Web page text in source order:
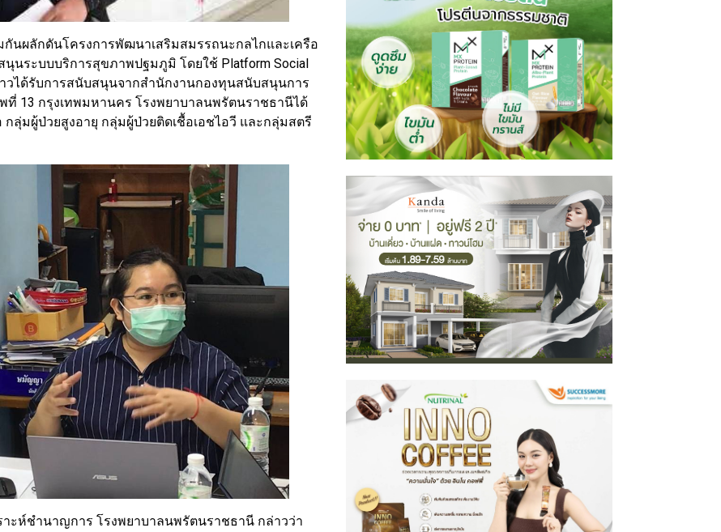
นผลักดันโครงการพัฒนาเสริมสมรรถนะกลไกและเครือ
นระบบบริการสุขภาพปฐมภูมิ โดยใช้ Platform Social
วได้รับการสนับสนุนจากสำนักงานกองทุนสนับสนุนการ
13 กรุงเทพมหานคร โรงพยาบาลนพรัตนราชธานีได้
กลุ่มผู้ป่วยสูงอายุ กลุ่มผู้ป่วยติดเชื้อเอชไอวี และกลุ่มสตรี
าะห์ชำนาญการ โรงพยาบาลนพรัตนราชธานี กล่าวว่า